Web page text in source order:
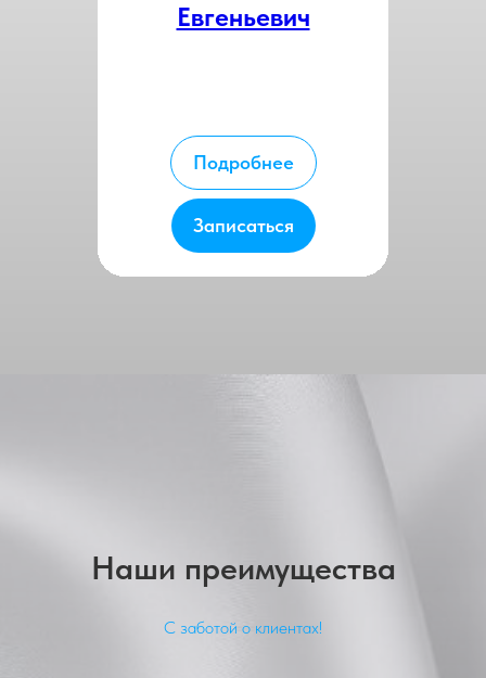
Евгеньевич
Подробнее
Записаться
Наши преимущества
С заботой о клиентах!